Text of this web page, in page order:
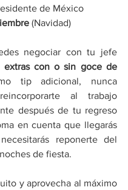
de México
(Navidad)
negociar con tu jefe
extras con o sin goce de
tip adicional, nunca
al trabajo
después de tu regreso
en cuenta que llegarás
reponerte del
de fiesta.
y aprovecha al máximo